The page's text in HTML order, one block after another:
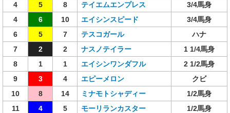
4
5 8 テイエムエンプレス
3/4馬身
4
6 10 エイシンスピード
3/4馬身
6
5 7 テスコガール
ハナ
7
2 2 ナスノテイラー
1 1/4馬身
8
1 1 エイシンワンダフル
2 1/2馬身
9
3 4 エピーメロン
クビ
10
8 14 ミナモトシャディー
1/2馬身
11
4 5 モーリランカスター
1/2馬身